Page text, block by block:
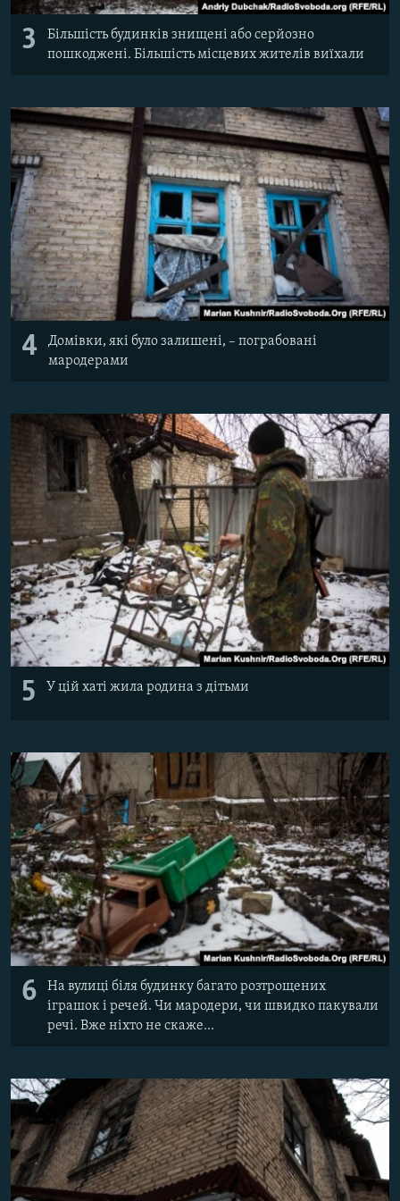
3
Більшість будинків знищені або серйозно
пошкоджені. Більшість місцевих жителів виїхали
4
Домівки, які було залишені, – пограбовані
мародерами
5 У цій хаті жила родина з дітьми
6
На вулиці біля будинку багато розтрощених
іграшок і речей. Чи мародери, чи швидко пакували
речі. Вже ніхто не скаже...